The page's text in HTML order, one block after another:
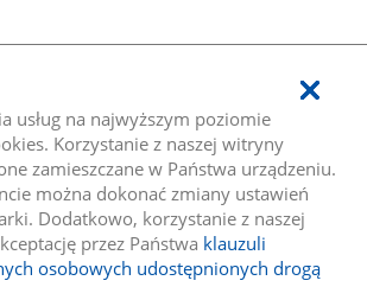
usług na najwyższym poziomie
Korzystanie z naszej witryny
zamieszczane w Państwa urządzeniu.
można dokonać zmiany ustawień
Dodatkowo, korzystanie z naszej
przez Państwa klauzuli
osobowych udostępnionych drogą